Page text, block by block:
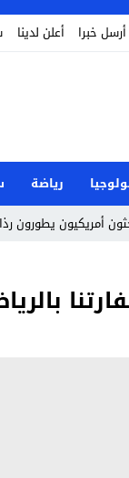
أرسل خبرا أعلن لدينا
رياضة
أمريكيون يطورون